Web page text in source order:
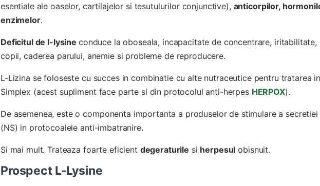
esentiale ale oaselor, cartilajelor si tesutulurilor conjunctive), anticorpilor,
enzimelor.
Deficitul de l-lysine conduce la oboseala, incapacitate de concentrare,
copii, caderea parului, anemie si probleme de reproducere.
L-Lizina se foloseste cu succes in combinatie cu alte nutraceutice pentru tratarea
Simplex (acest supliment face parte si din protocolul anti-herpes HERPOX).
De asemenea, este o componenta importanta a produselor de stimulare a
(NS) in protocoalele anti-imbatranire.
Si mai mult. Trateaza foarte eficient degeraturile si herpesul obisnuit.
Prospect L-Lysine